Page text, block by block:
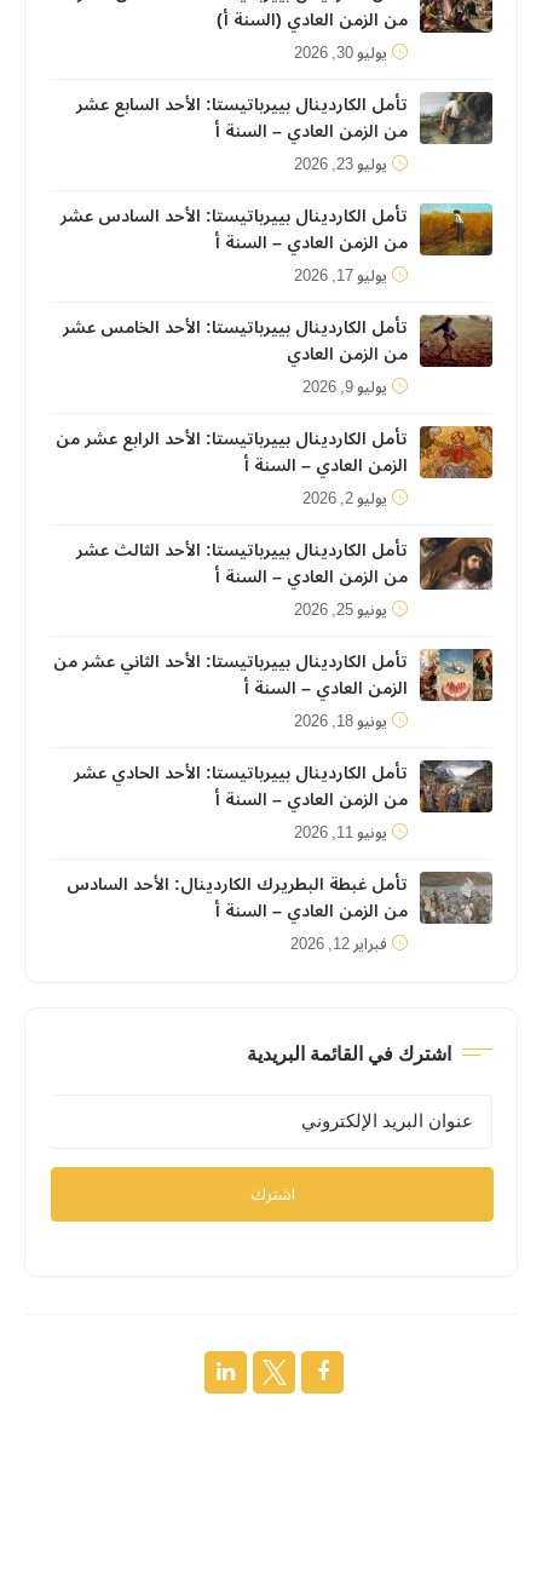
من الزمن العادي (السنة أ)
يوليو 30, 2026
تأمل الكاردينال بييرباتيستا: الأحد السابع عشر
من الزمن العادي – السنة أ
يوليو 23, 2026
تأمل الكاردينال بييرباتيستا: الأحد السادس عشر
من الزمن العادي – السنة أ
يوليو 17, 2026
تأمل الكاردينال بييرباتيستا: الأحد الخامس عشر
من الزمن العادي
يوليو 9, 2026
تأمل الكاردينال بييرباتيستا: الأحد الرابع عشر من
الزمن العادي – السنة أ
يوليو 2, 2026
تأمل الكاردينال بييرباتيستا: الأحد الثالث عشر
من الزمن العادي – السنة أ
يونيو 25, 2026
تأمل الكاردينال بييرباتيستا: الأحد الثاني عشر من
الزمن العادي – السنة أ
يونيو 18, 2026
تأمل الكاردينال بييرباتيستا: الأحد الحادي عشر
من الزمن العادي – السنة أ
يونيو 11, 2026
تأمل غبطة البطريرك الكاردينال: الأحد السادس
من الزمن العادي – السنة أ
فبراير 12, 2026
اشترك في القائمة البريدية
اشترك